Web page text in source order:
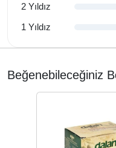
2 Yıldız
1 Yıldız
Beğenebileceğiniz